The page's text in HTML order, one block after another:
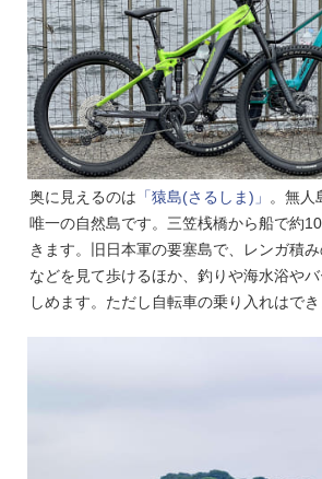
奥に見えるのは 「猿島(さるしま)」
。無人
唯一の自然島です。三笠桟橋から船で約
きます。旧日本軍の要塞島で、レンガ積
などを見て歩けるほか、釣りや海水浴や
しめます。ただし自転車の乗り入れはで